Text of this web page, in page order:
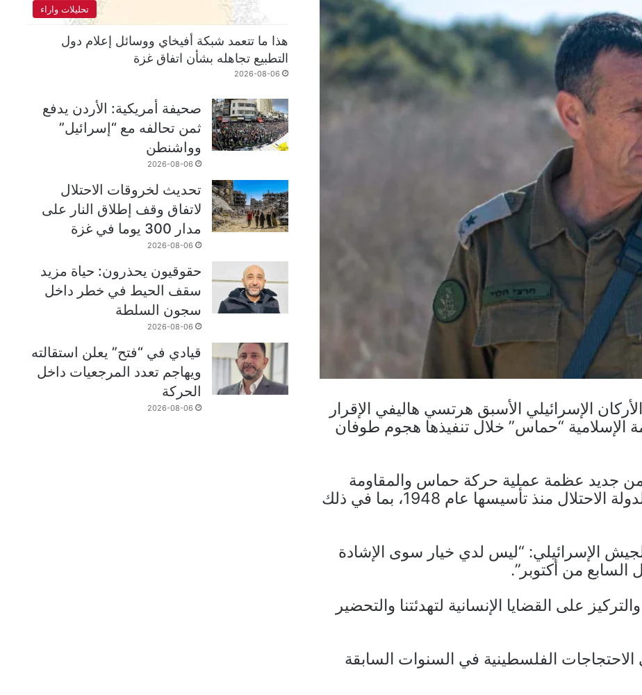
الإسرائيلي الأسبق هرتسي هاليفي الإقرار
الإسلامية “حماس” خلال تنفيذها هجوم طوفان
من جديد عظمة عملية حركة حماس والمقاومة
الفلسطينية وتمكنها من توجيه أشد ضربة لدولة الاحتلال منذ تأسيسها عام 1948، بما في ذلك
الإسرائيلي: “ليس لدي خيار سوى الإشادة
من أكتوبر”.
على القضايا الإنسانية لتهدئتنا والتحضير
الفلسطينية في السنوات السابقة
تحليلات واراء
هذا ما تتعمد شبكة أفيخاي ووسائل إعلام دول
التطبيع تجاهله بشأن اتفاق غزة
2026-08-06
صحيفة أمريكية: الأردن يدفع
ثمن تحالفه مع “إسرائيل”
وواشنطن
2026-08-06
تحديث لخروقات الاحتلال
لاتفاق وقف إطلاق النار على
مدار 300 يوما في غزة
2026-08-06
حقوقيون يحذرون: حياة مزيد
سقف الحيط في خطر داخل
سجون السلطة
2026-08-06
قيادي في “فتح” يعلن استقالته
ويهاجم تعدد المرجعيات داخل
الحركة
2026-08-06